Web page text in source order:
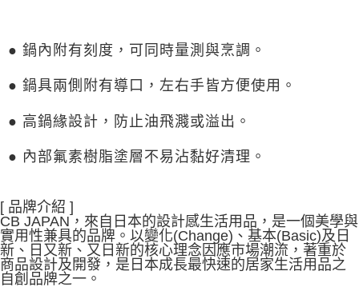
● 鍋內附有刻度，可同時量測與烹調。
● 鍋具兩側附有導口，左右手皆方便使用。
● 高鍋緣設計，防止油飛濺或溢出。
● 內部氟素樹脂塗層不易沾黏好清理。
[ 品牌介紹 ]
CB JAPAN，來自日本的設計感生活用品，是一個美學與
實用性兼具的品牌。以變化(Change)、基本(Basic)及日
新、日又新、又日新的核心理念因應市場潮流，著重於
商品設計及開發，是日本成長最快速的居家生活用品之
自創品牌之一。